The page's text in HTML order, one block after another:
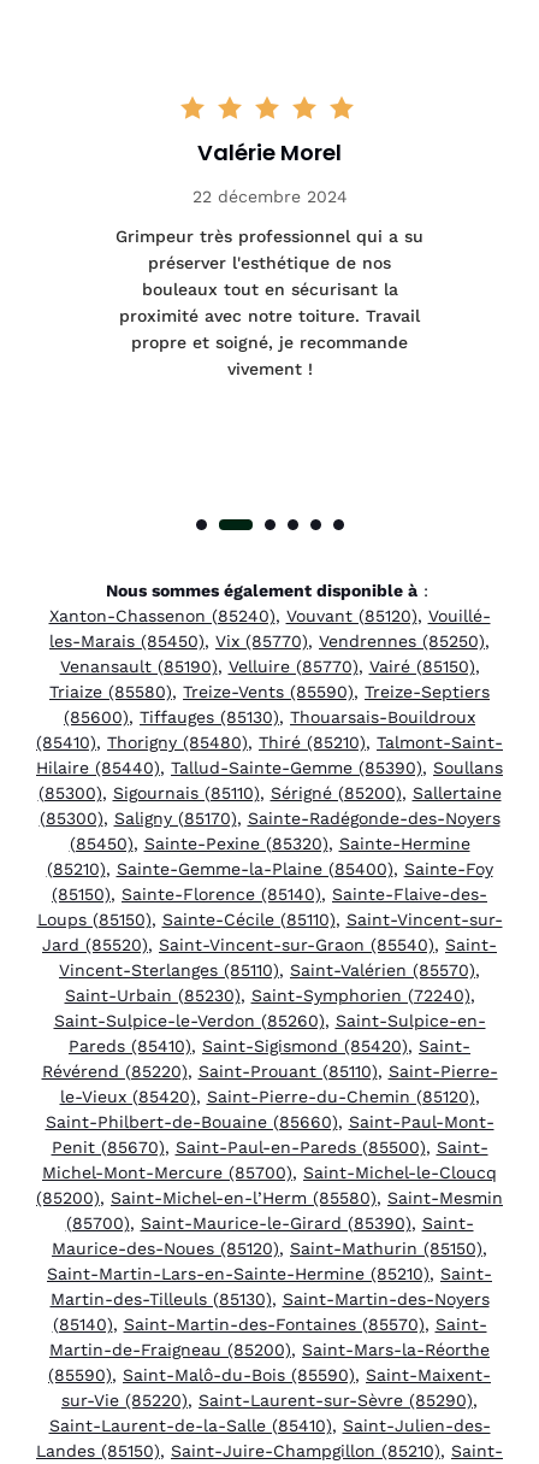
Valérie Morel
22 décembre 2024
Grimpeur très professionnel qui a su
préserver l'esthétique de nos
bouleaux tout en sécurisant la
proximité avec notre toiture. Travail
propre et soigné, je recommande
vivement !
Nous sommes également disponible à:
Xanton-Chassenon (85240), Vouvant (85120), Vouillé-
les-Marais (85450), Vix (85770), Vendrennes (85250),
Venansault (85190), Velluire (85770), Vairé (85150),
Triaize (85580), Treize-Vents (85590), Treize-Septiers
(85600), Tiffauges (85130), Thouarsais-Bouildroux
(85410), Thorigny (85480), Thiré (85210), Talmont-Saint-
Hilaire (85440), Tallud-Sainte-Gemme (85390), Soullans
(85300), Sigournais (85110), Sérigné (85200), Sallertaine
(85300), Saligny (85170), Sainte-Radégonde-des-Noyers
(85450), Sainte-Pexine (85320), Sainte-Hermine
(85210), Sainte-Gemme-la-Plaine (85400), Sainte-Foy
(85150), Sainte-Florence (85140), Sainte-Flaive-des-
Loups (85150), Sainte-Cécile (85110), Saint-Vincent-sur-
Jard (85520), Saint-Vincent-sur-Graon (85540), Saint-
Vincent-Sterlanges (85110), Saint-Valérien (85570),
Saint-Urbain (85230), Saint-Symphorien (72240),
Saint-Sulpice-le-Verdon (85260), Saint-Sulpice-en-
Pareds (85410), Saint-Sigismond (85420), Saint-
Révérend (85220), Saint-Prouant (85110), Saint-Pierre-
le-Vieux (85420), Saint-Pierre-du-Chemin (85120),
Saint-Philbert-de-Bouaine (85660), Saint-Paul-Mont-
Penit (85670), Saint-Paul-en-Pareds (85500), Saint-
Michel-Mont-Mercure (85700), Saint-Michel-le-Cloucq
(85200), Saint-Michel-en-l’Herm (85580), Saint-Mesmin
(85700), Saint-Maurice-le-Girard (85390), Saint-
Maurice-des-Noues (85120), Saint-Mathurin (85150),
Saint-Martin-Lars-en-Sainte-Hermine (85210), Saint-
Martin-des-Tilleuls (85130), Saint-Martin-des-Noyers
(85140), Saint-Martin-des-Fontaines (85570), Saint-
Martin-de-Fraigneau (85200), Saint-Mars-la-Réorthe
(85590), Saint-Malô-du-Bois (85590), Saint-Maixent-
sur-Vie (85220), Saint-Laurent-sur-Sèvre (85290),
Saint-Laurent-de-la-Salle (85410), Saint-Julien-des-
Landes (85150), Saint-Juire-Champgillon (85210), Saint-